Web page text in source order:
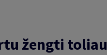
žengti toliau